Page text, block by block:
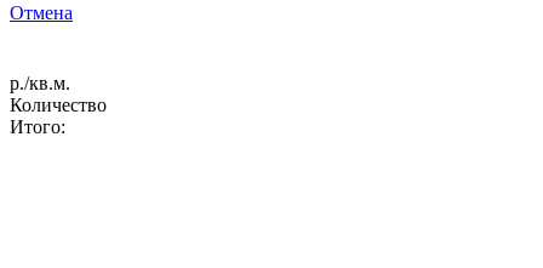
Отмена
р./кв.м.
Количество
Итого: